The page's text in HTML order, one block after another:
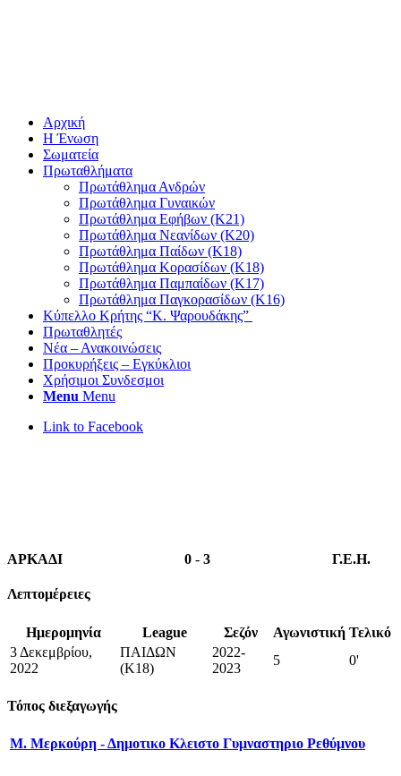
Αρχική
Η Ένωση
Σωματεία
Πρωταθλήματα
Πρωτάθλημα Ανδρών
Πρωτάθλημα Γυναικών
Πρωτάθλημα Εφήβων (Κ21)
Πρωτάθλημα Νεανίδων (Κ20)
Πρωτάθλημα Παίδων (Κ18)
Πρωτάθλημα Κορασίδων (Κ18)
Πρωτάθλημα Παμπαίδων (Κ17)
Πρωτάθλημα Παγκορασίδων (Κ16)
Κύπελλο Κρήτης “Κ. Ψαρουδάκης”
Πρωταθλητές
Νέα – Ανακοινώσεις
Προκυρήξεις – Εγκύκλιοι
Χρήσιμοι Συνδεσμοι
Menu Menu
Link to Facebook
ΑΡΚΑΔΙ 0 - 3 Γ.Ε.Η.
Λεπτομέρειες
Ημερομηνία League Σεζόν Αγωνιστική Τελικό
3 Δεκεμβρίου,
2022
ΠΑΙΔΩΝ
(Κ18)
2022-
2023
5 0'
Τόπος διεξαγωγής
Μ. Μερκούρη - Δημοτικο Κλειστο Γυμναστηριο Ρεθύμνου